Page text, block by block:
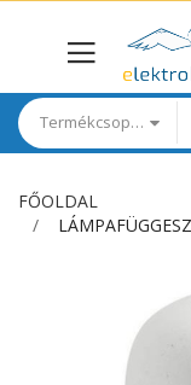
Termékcsoportok
FŐOLDAL